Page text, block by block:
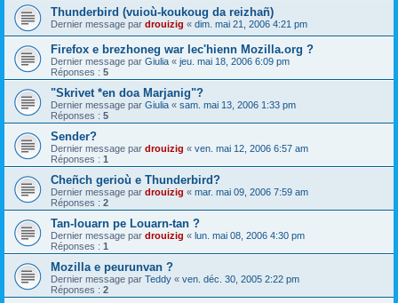
Thunderbird (vuioù-koukoug da reizhañ)
Dernier message par drouizig « dim. mai 21, 2006 4:21 pm
Firefox e brezhoneg war lec'hienn Mozilla.org ?
Dernier message par Giulia « jeu. mai 18, 2006 6:09 pm
Réponses : 5
"Skrivet *en doa Marjanig"?
Dernier message par Giulia « sam. mai 13, 2006 1:33 pm
Réponses : 5
Sender?
Dernier message par drouizig « ven. mai 12, 2006 6:57 am
Réponses : 1
Cheñch gerioù e Thunderbird?
Dernier message par drouizig « mar. mai 09, 2006 7:59 am
Réponses : 2
Tan-louarn pe Louarn-tan ?
Dernier message par drouizig « lun. mai 08, 2006 4:30 pm
Réponses : 1
Mozilla e peurunvan ?
Dernier message par Teddy « ven. déc. 30, 2005 2:22 pm
Réponses : 2